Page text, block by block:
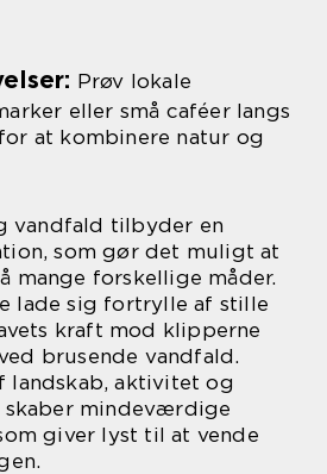
Prøv lokale
eller små caféer langs
at kombinere natur og
vandfald tilbyder en
som gør det muligt at
mange forskellige måder.
lade sig fortrylle af stille
kraft mod klipperne
brusende vandfald.
landskab, aktivitet og
skaber mindeværdige
giver lyst til at vende